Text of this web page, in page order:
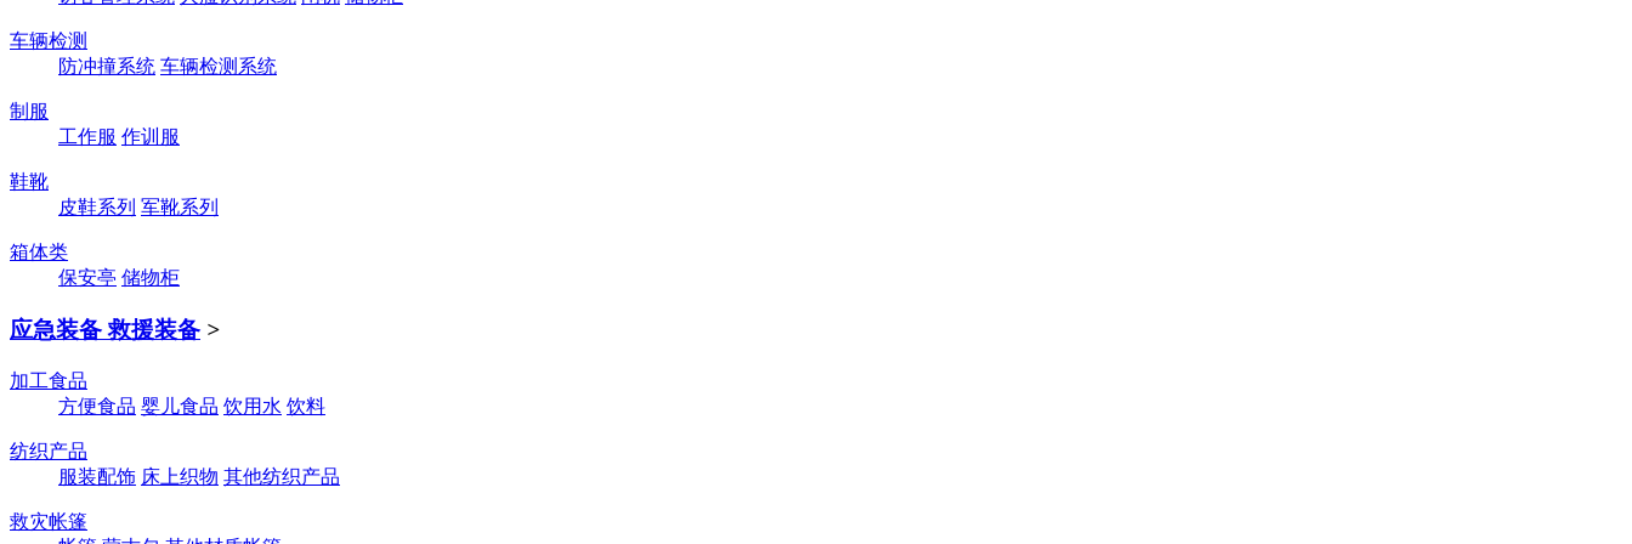
车辆检测
防冲撞系统 车辆检测系统
制服
工作服 作训服
鞋靴
皮鞋系列 军靴系列
箱体类
保安亭 储物柜
应急装备 救援装备 >
加工食品
方便食品 婴儿食品 饮用水 饮料
纺织产品
服装配饰 床上织物 其他纺织产品
救灾帐篷